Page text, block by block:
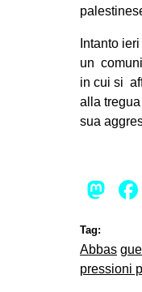
Intanto
un
in cui si
alla tregua
sua
Tag:
Abbas
pressioni